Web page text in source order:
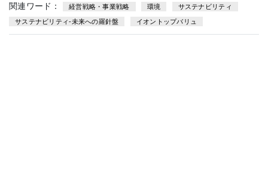
関連ワード： 経営戦略・事業戦略 環境 サステナビリティ
サステナビリティ-未来への羅針盤 イオントップバリュ